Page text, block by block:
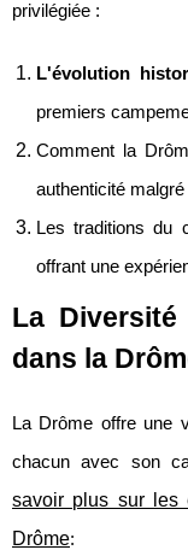
privilégiée :
L'évolution
premiers
Comment la
authenticité
Les traditions du
offrant une
La
dans la
La Drôme offre une
chacun avec son
savoir plus sur les
Drôme: